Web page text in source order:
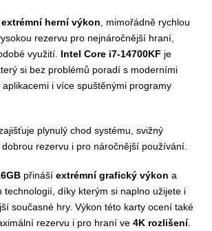
extrémní herní výkon, mimořádně rychlou
rezervu pro nejnáročnější hraní,
využití. Intel Core i7-14700KF je
si bez problémů poradí s moderními
i více spuštěnými programy
plynulý chod systému, svižný
rezervu i pro náročnější používání.
přináší extrémní grafický výkon a
technologií, díky kterým si naplno užijete i
současné hry. Výkon této karty ocení také
rezervu i pro hraní ve 4K rozlišení.